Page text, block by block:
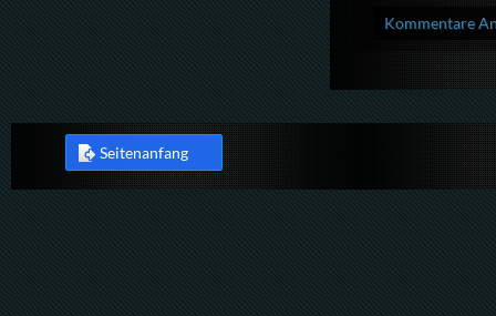
Kommentare
Seitenanfang